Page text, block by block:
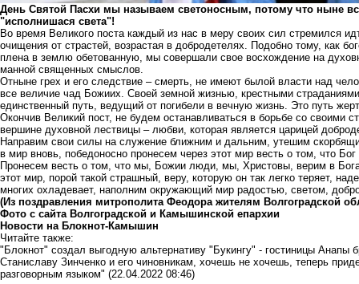
День Святой Пасхи мы называем светоносным, потому что ныне
"исполнишася света"!
Во время Великого поста каждый из нас в меру своих сил стремился
очищения от страстей, возрастая в добродетелях. Подобно тому, как
плена в землю обетованную, мы совершали свое восхождение на
манной священных смыслов.
Отныне грех и его следствие – смерть, не имеют былой власти над
все величие чад Божиих. Своей земной жизнью, крестными
единственный путь, ведущий от погибели в вечную жизнь. Это путь
Окончив Великий пост, не будем останавливаться в борьбе со своими
вершине духовной лествицы – любви, которая является царицей
Направим свои силы на служение ближним и дальним, утешим
в мир вновь, победоносно пронесем через этот мир весть о том, что
Пронесем весть о том, что мы, Божии люди, мы, Христовы, верим в
этот мир, порой такой страшный, веру, которую он так легко теряет,
многих охладевает, наполним окружающий мир радостью, светом,
(Из поздравления митрополита Феодора жителям Волгоградской
Фото с сайта Волгоградской и Камышинской епархии
Новости на Блoкнoт-Камышин
Читайте также:
"Блокнот" создал выгодную альтернативу "Букингу" - гостиницы
Станиславу Зинченко и его чиновникам, хочешь не хочешь, теперь
разговорным языком" (22.04.2022 08:46)